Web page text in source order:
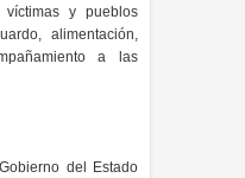
y pueblos
alimentación,
a las
del Estado